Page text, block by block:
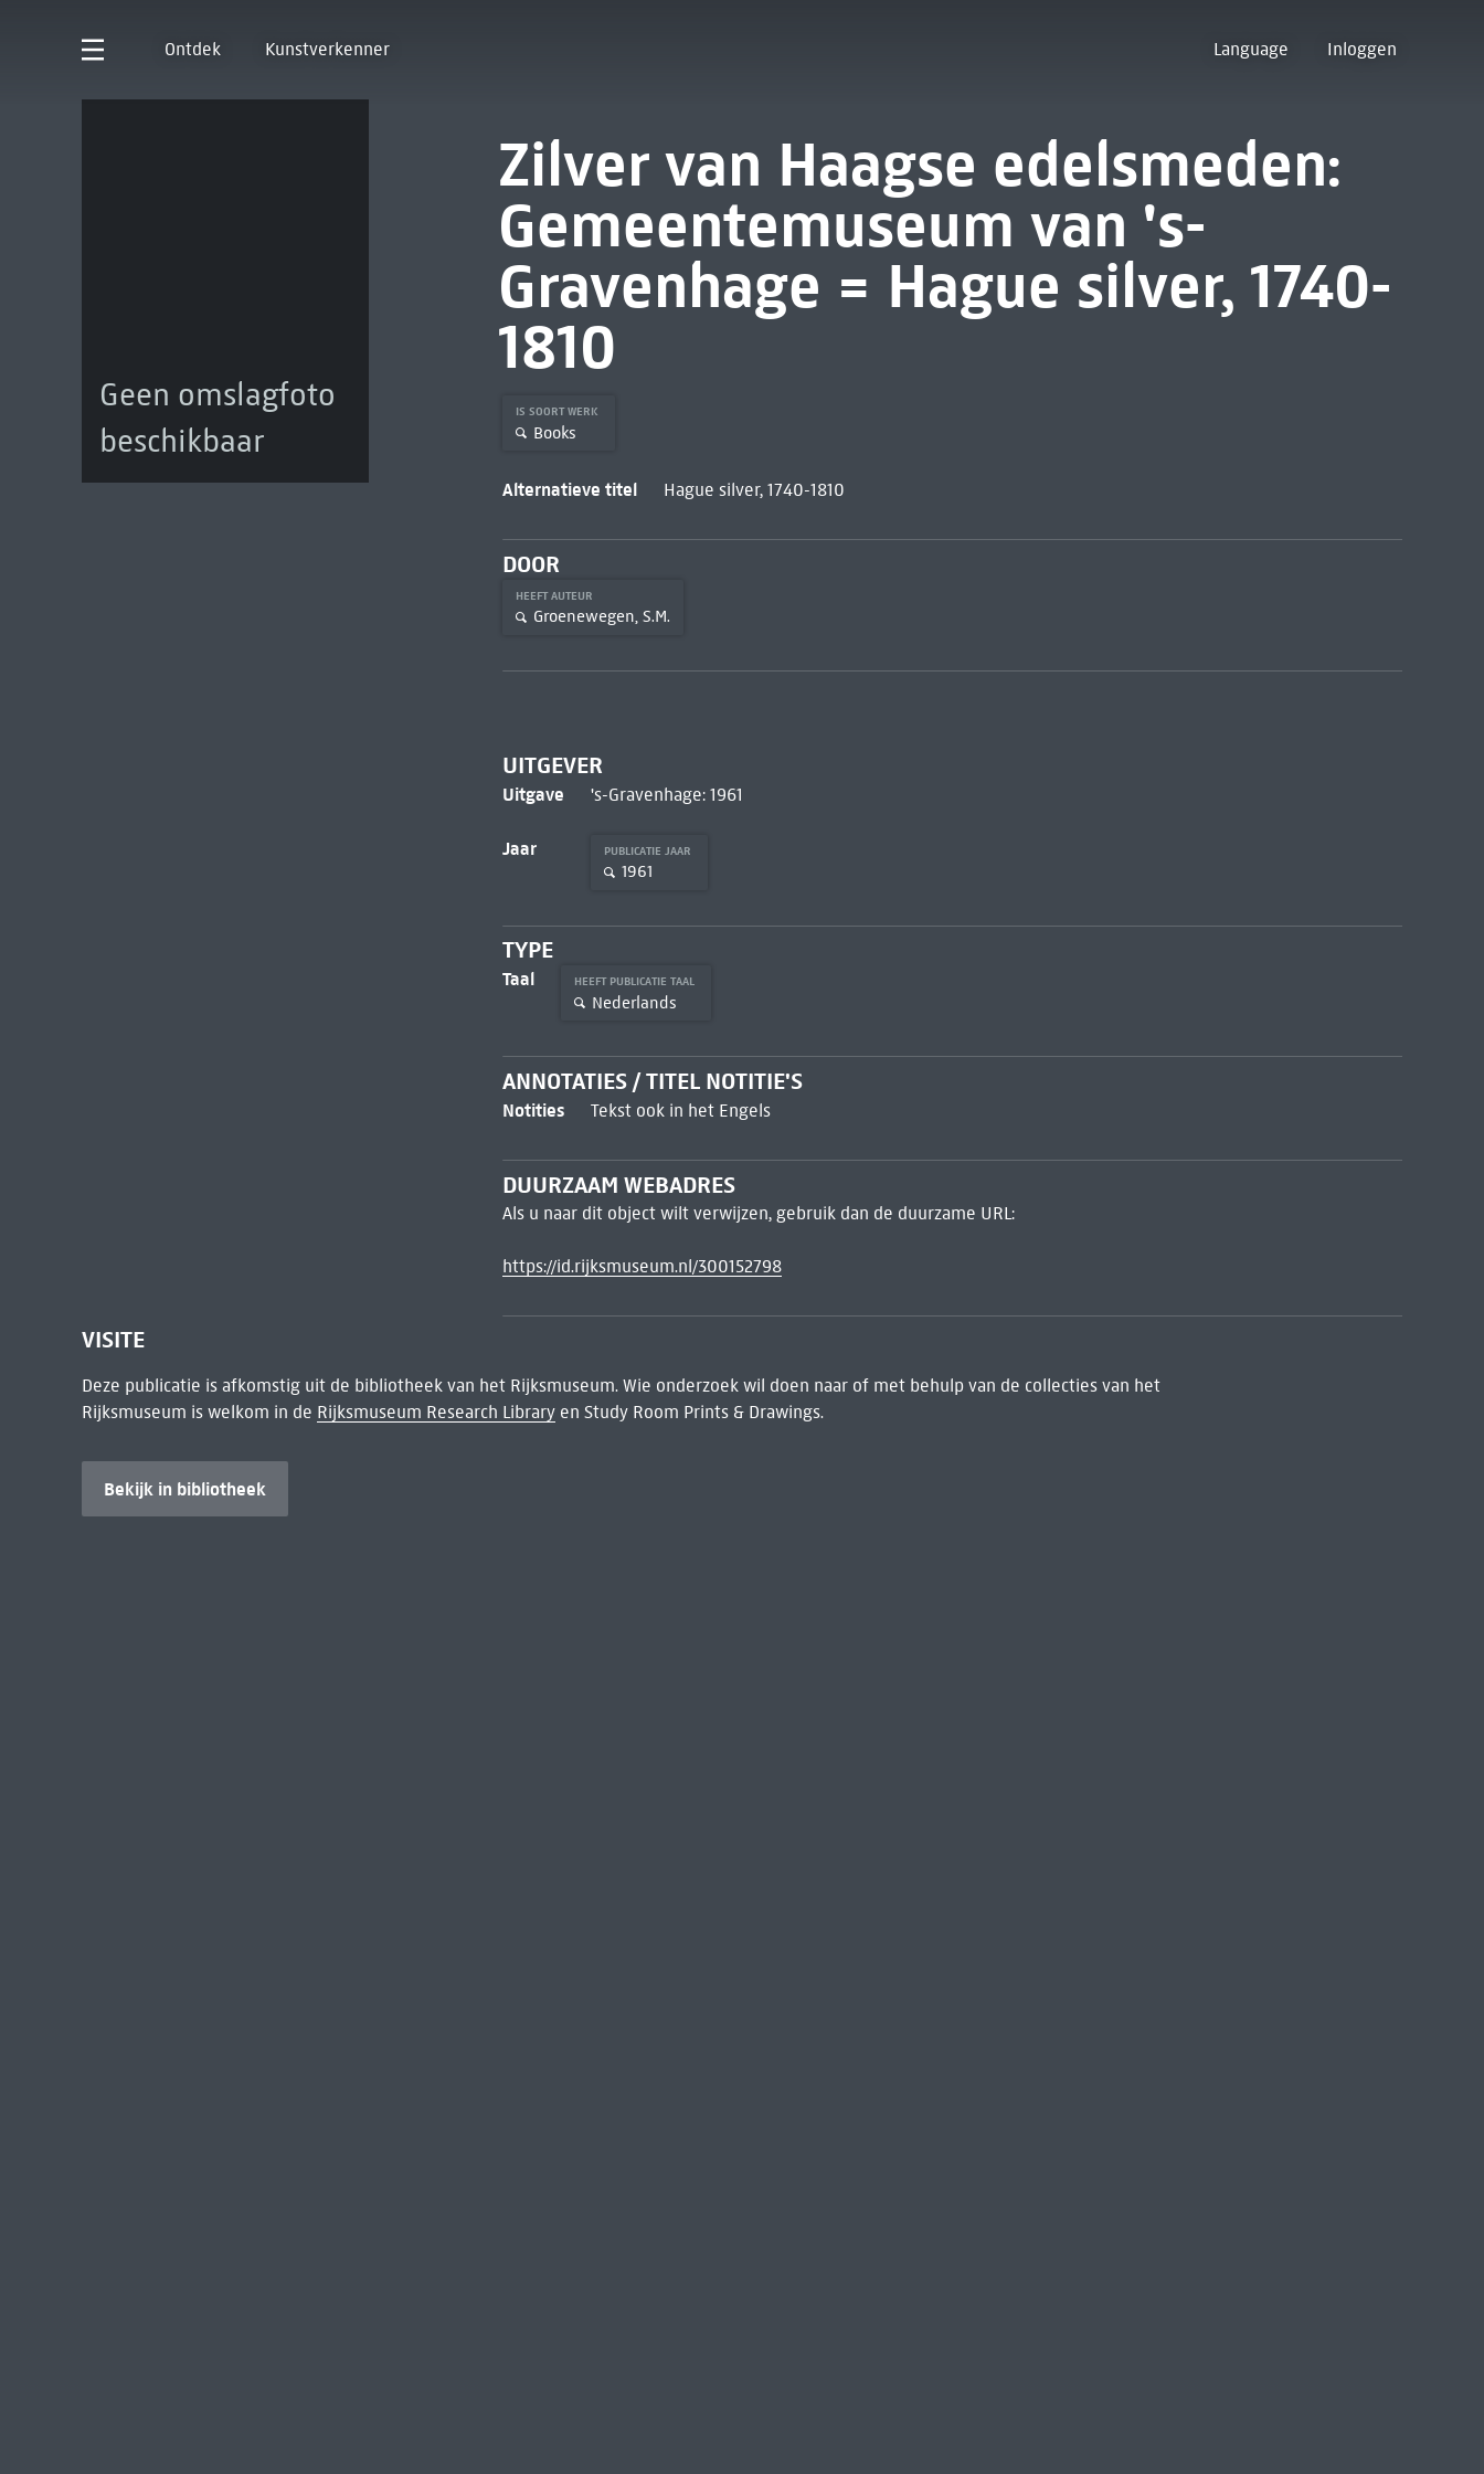
Ontdek Kunstverkenner Language Inloggen
Geen omslagfoto
beschikbaar
Zilver van Haagse edelsmeden:
Gemeentemuseum van 's-
Gravenhage = Hague silver, 1740-
1810
IS SOORT WERK
Books
Alternatieve titel Hague silver, 1740-1810
DOOR
HEEFT AUTEUR
Groenewegen, S.M.
UITGEVER
Uitgave 's-Gravenhage: 1961
Jaar PUBLICATIE JAAR
1961
TYPE
Taal HEEFT PUBLICATIE TAAL
Nederlands
ANNOTATIES / TITEL NOTITIE'S
Notities Tekst ook in het Engels
DUURZAAM WEBADRES
Als u naar dit object wilt verwijzen, gebruik dan de duurzame URL:
https://id.rijksmuseum.nl/300152798
VISITE
Deze publicatie is afkomstig uit de bibliotheek van het Rijksmuseum. Wie onderzoek wil doen naar of met behulp van de collecties van het
Rijksmuseum is welkom in de Rijksmuseum Research Libraryen Study Room Prints & Drawings.
Bekijk in bibliotheek